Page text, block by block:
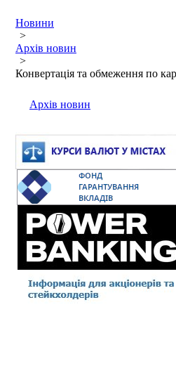
Новини
>
Архів новин
>
Конвертація та обмеження по
Архів новин